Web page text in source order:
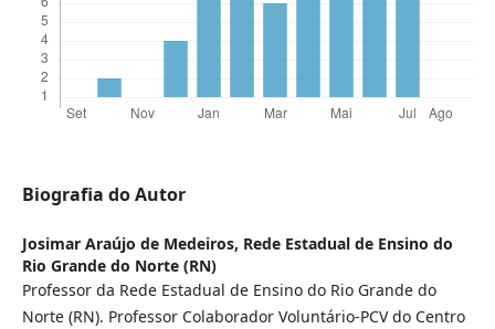
Biografia do Autor
Josimar Araújo de Medeiros, Rede Estadual de Ensino do
Rio Grande do Norte (RN)
Professor da Rede Estadual de Ensino do Rio Grande do
Norte (RN). Professor Colaborador Voluntário-PCV do Centro